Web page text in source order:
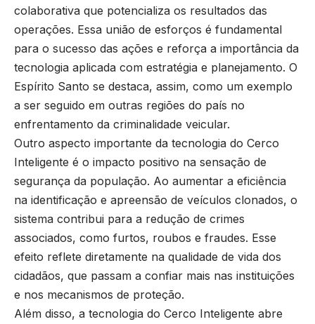
colaborativa que potencializa os resultados das
operações. Essa união de esforços é fundamental
para o sucesso das ações e reforça a importância da
tecnologia aplicada com estratégia e planejamento. O
Espírito Santo se destaca, assim, como um exemplo
a ser seguido em outras regiões do país no
enfrentamento da criminalidade veicular.
Outro aspecto importante da tecnologia do Cerco
Inteligente é o impacto positivo na sensação de
segurança da população. Ao aumentar a eficiência
na identificação e apreensão de veículos clonados, o
sistema contribui para a redução de crimes
associados, como furtos, roubos e fraudes. Esse
efeito reflete diretamente na qualidade de vida dos
cidadãos, que passam a confiar mais nas instituições
e nos mecanismos de proteção.
Além disso, a tecnologia do Cerco Inteligente abre